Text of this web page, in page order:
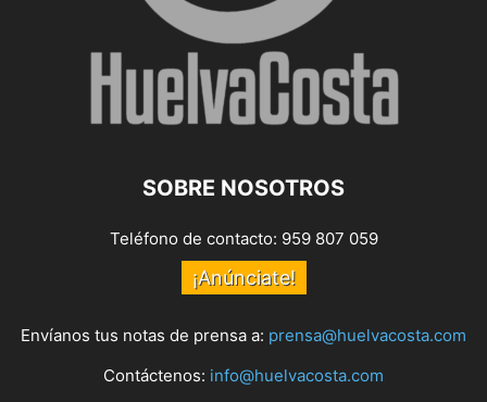
SOBRE NOSOTROS
Teléfono de contacto: 959 807 059
¡Anúnciate!
Envíanos tus notas de prensa a: prensa@huelvacosta.com
Contáctenos: info@huelvacosta.com